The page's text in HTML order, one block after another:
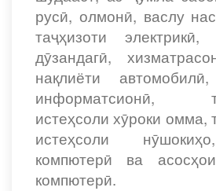
русӣ, олмонӣ, васлу
таҷҳизоти
дӯзандагӣ,
нақлиёти
информатсионӣ,
истеҳсоли хӯроки омма,
истеҳсоли
компютерӣ ва
компютерӣ.